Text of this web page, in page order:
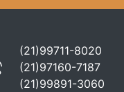
(21)99711-8020
(21)97160-7187
(21)99891-3060